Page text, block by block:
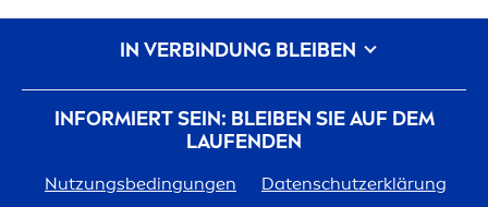
INFORMIERT SEIN: BLEIBEN SIE AUF DEM
LAUFENDEN
Nutzungsbedingungen Datenschutzerklärung
IN VERBINDUNG BLEIBEN